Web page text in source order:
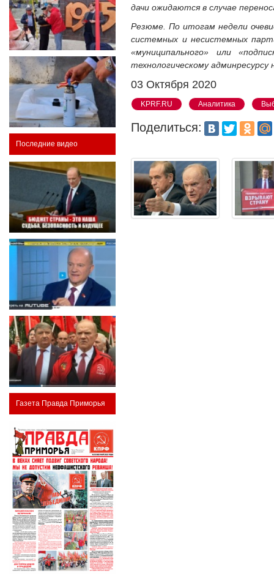
Последние видео
Газета Правда Приморья
дачи ожидаются в случае
Резюме. По итогам недели
системных и несистемных
«муниципального» или
технологическому
03 Октября 2020
KPRF.RU Аналитика
Поделиться: